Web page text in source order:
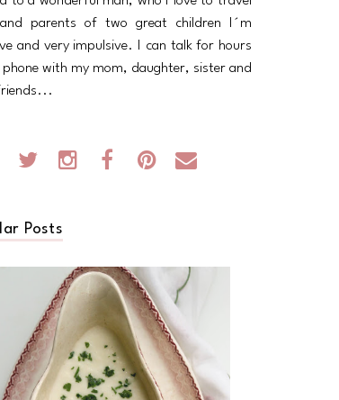
parents of two great children I´m
and very impulsive. I can talk for hours
phone with my mom, daughter, sister and
Posts